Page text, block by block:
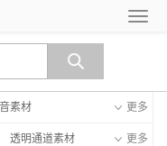
更多
素材
更多
透明通道素材